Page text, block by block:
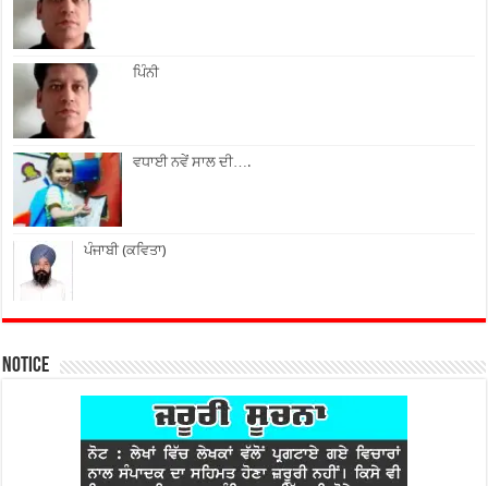
ਪਿੰਨੀ
ਵਧਾਈ ਨਵੇਂ ਸਾਲ ਦੀ….
ਪੰਜਾਬੀ (ਕਵਿਤਾ)
Notice